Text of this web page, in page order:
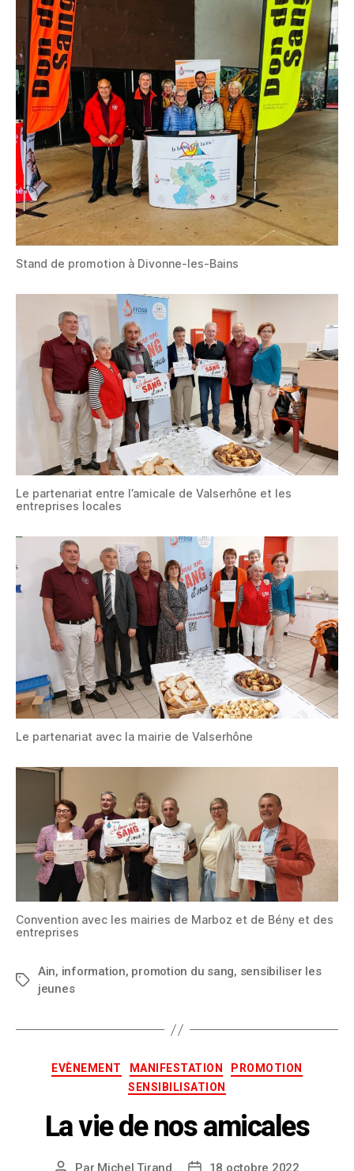
Stand de promotion à Divonne-les-Bains
Le partenariat entre l’amicale de Valserhône et les
entreprises locales
Le partenariat avec la mairie de Valserhône
Convention avec les mairies de Marboz et de Bény et des
entreprises
Ain, information, promotion du sang, sensibiliser les
jeunes
EVÈNEMENT MANIFESTATION
PROMOTION
SENSIBILISATION
La vie de nos amicales
Par Michel Tirand 18 octobre 2022